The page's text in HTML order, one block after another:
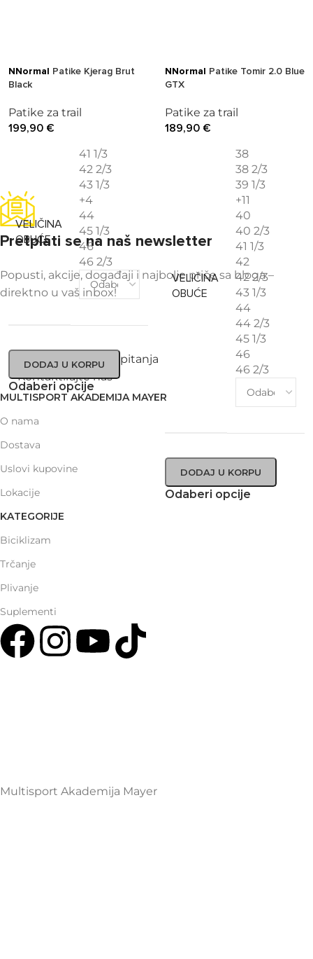
NNormal Patike Kjerag Brut
Black
Patike za trail
199,90 €
VELIČINA
OBUĆE
41 1/3
42 2/3
43 1/3
+4
44
45 1/3
46
46 2/3
DODAJ U KORPU
Odaberi opcije
NNormal Patike Tomir 2.0 Blue
GTX
Patike za trail
189,90 €
VELIČINA
OBUĆE
38
38 2/3
39 1/3
+11
40
40 2/3
41 1/3
42
42 2/3
43 1/3
44
44 2/3
45 1/3
46
46 2/3
DODAJ U KORPU
Odaberi opcije
Pretplati se na naš newsletter
Popusti, akcije, događaji i najbolje priče sa bloga –
direktno u vaš inbox!
Često postavljena pitanja
Kontaktirajte nas
MULTISPORT AKADEMIJA MAYER
O nama
Dostava
Uslovi kupovine
Lokacije
KATEGORIJE
Biciklizam
Trčanje
Plivanje
Suplementi
Multisport Akademija Mayer